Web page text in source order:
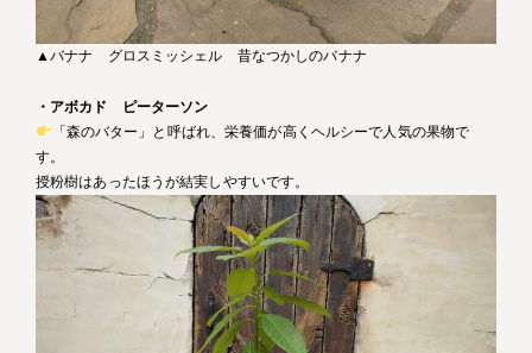
▲バナナ グロスミッシェル 昔なつかしのバナナ
・アボカド ピーターソン
「森のバター」と呼ばれ、栄養価が高くヘルシーで人気の果物で
す。
授粉樹はあったほうが結実しやすいです。